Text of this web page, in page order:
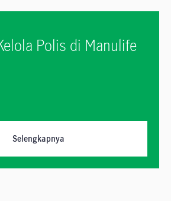
Polis di Manulife
Selengkapnya